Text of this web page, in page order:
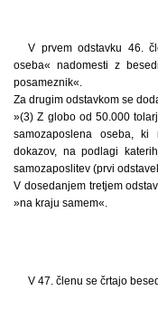
V prvem odstavku 46.
oseba« nadomesti z
posameznik«.
Za drugim odstavkom se
»(3) Z globo od 50.000
samozaposlena oseba,
dokazov, na podlagi
samozaposlitev (prvi
V dosedanjem tretjem
»na kraju samem«.
V 47. členu se črtajo